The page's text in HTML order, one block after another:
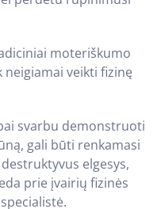
moteriškumo
neigiamai veikti fizinę
svarbu demonstruoti
gali būti renkamasi
elgesys,
prie įvairių fizinės